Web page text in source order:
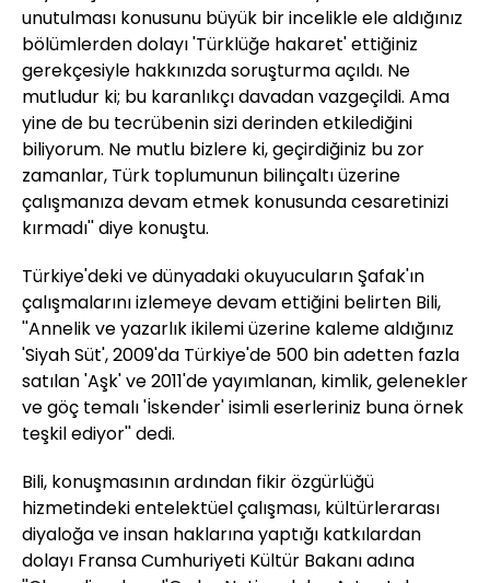
unutulması konusunu büyük bir incelikle ele aldığınız
bölümlerden dolayı 'Türklüğe hakaret' ettiğiniz
gerekçesiyle hakkınızda soruşturma açıldı. Ne
mutludur ki; bu karanlıkçı davadan vazgeçildi. Ama
yine de bu tecrübenin sizi derinden etkilediğini
biliyorum. Ne mutlu bizlere ki, geçirdiğiniz bu zor
zamanlar, Türk toplumunun bilinçaltı üzerine
çalışmanıza devam etmek konusunda cesaretinizi
kırmadı'' diye konuştu.
Türkiye'deki ve dünyadaki okuyucuların Şafak'ın
çalışmalarını izlemeye devam ettiğini belirten Bili,
''Annelik ve yazarlık ikilemi üzerine kaleme aldığınız
'Siyah Süt', 2009'da Türkiye'de 500 bin adetten fazla
satılan 'Aşk' ve 2011'de yayımlanan, kimlik, gelenekler
ve göç temalı 'İskender' isimli eserleriniz buna örnek
teşkil ediyor'' dedi.
Bili, konuşmasının ardından fikir özgürlüğü
hizmetindeki entelektüel çalışması, kültürlerarası
diyaloğa ve insan haklarına yaptığı katkılardan
dolayı Fransa Cumhuriyeti Kültür Bakanı adına